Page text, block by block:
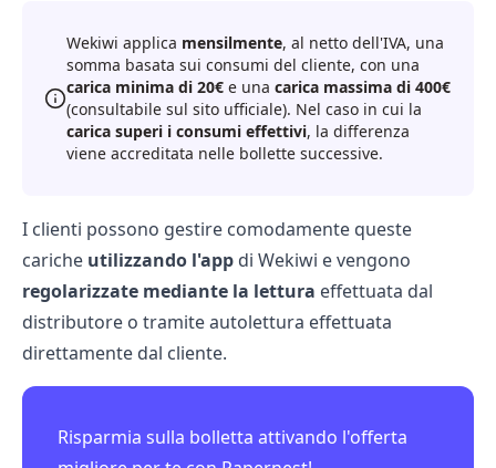
Wekiwi applica mensilmente, al netto dell'IVA, una
somma basata sui consumi del cliente, con una
carica minima di 20€ e una carica massima di 400€
(consultabile sul sito ufficiale). Nel caso in cui la
carica superi i consumi effettivi, la differenza
viene accreditata nelle bollette successive.
I clienti possono gestire comodamente queste
cariche utilizzando l'app di Wekiwi e vengono
regolarizzate mediante la lettura effettuata dal
distributore o tramite autolettura effettuata
direttamente dal cliente.
Risparmia sulla bolletta attivando l'offerta